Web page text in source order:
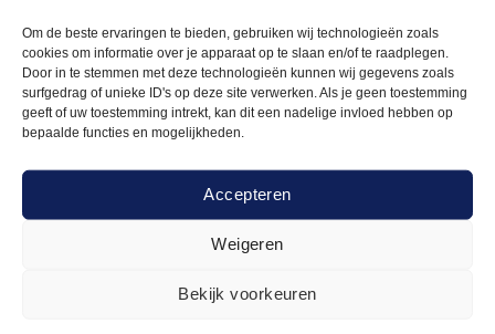
Om de beste ervaringen te bieden, gebruiken wij technologieën zoals
cookies om informatie over je apparaat op te slaan en/of te raadplegen.
Door in te stemmen met deze technologieën kunnen wij gegevens zoals
surfgedrag of unieke ID's op deze site verwerken. Als je geen toestemming
geeft of uw toestemming intrekt, kan dit een nadelige invloed hebben op
bepaalde functies en mogelijkheden.
Accepteren
Weigeren
Bekijk voorkeuren
producten